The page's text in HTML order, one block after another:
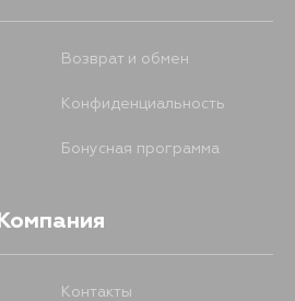
Возврат и обмен
Конфиденциальность
Бонусная программа
Компания
Контакты